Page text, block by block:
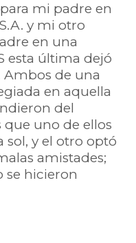
mi padre en
y mi otro
en una
esta última dejó
Ambos de una
en aquella
del
que uno de ellos
sol, y el otro optó
amistades;
se hicieron